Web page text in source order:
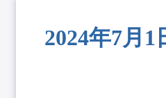
2024年7月